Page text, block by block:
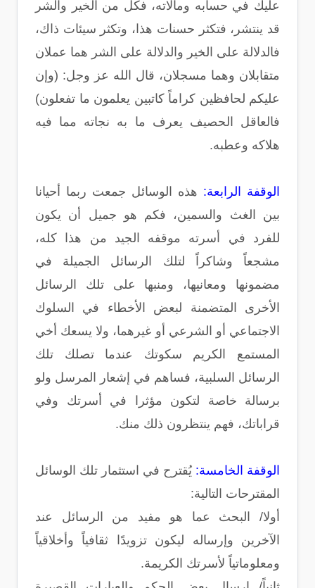
عليك في حسابه ومآلاته، فكل من الخير والشر
قد ينتشر، فتكثر حسنات هذا، وتكثر سيئات ذاك،
فالدلالة على الخير والدلالة على الشر هما عملان
متقابلان وهما مسجلان، قال الله عز وجل: (وإن
عليكم لحافظين كراماً كاتبين يعلمون ما تفعلون)
فالعاقل الحصيف يعرف ما به نجاته مما فيه
هلاكه وعطبه.
الوقفة الرابعة: هذه الوسائل جمعت ربما أحيانا
بين الغث والسمين، فكم هو جميل أن يكون
للفرد في أسرته موقفه الجيد من هذا كله،
مشجعاً وشاكراً لتلك الرسائل الجميلة في
مضمونها ومعانيها، ومنبها على تلك الرسائل
الأخرى المتضمنة لبعض الأخطاء في السلوك
الاجتماعي أو الشرعي أو غيرهما، ولا يسعك أخي
المستمع الكريم سكوتك عندما تصلك تلك
الرسائل السلبية، فساهم في إشعار المرسل ولو
برسالة خاصة لتكون مؤثرا في أسرتك وفي
قراباتك، فهم ينتظرون ذلك منك.
الوقفة الخامسة: يُقترح في استثمار تلك الوسائل
المقترحات التالية:
أولا/ البحث عما هو مفيد من الرسائل عند
الآخرين وإرساله ليكون تزويدًا ثقافياً وأخلاقياً
ومعلوماتياً لأسرتك الكريمة.